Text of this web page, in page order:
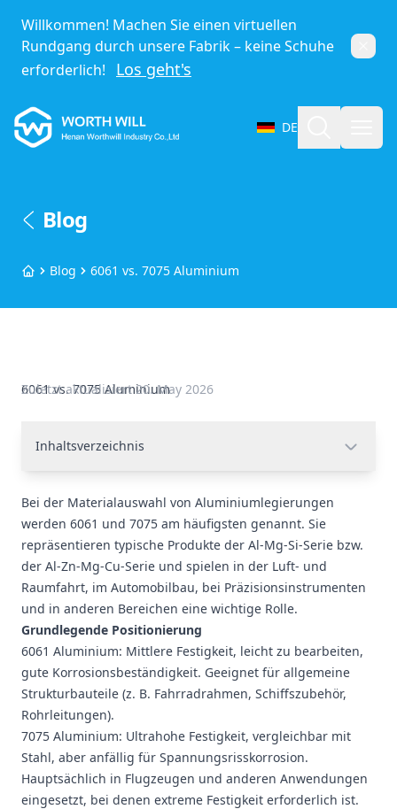
Willkommen! Machen Sie einen virtuellen
Rundgang durch unsere Fabrik – keine Schuhe
erforderlich!
Los geht's
Worthwill
DE
Sprache auswählen
Blog
Startseite
Blog 6061 vs. 7075 Aluminium
6061 vs. 7075 Aluminium
Zuletzt aktualisiert20. May 2026
Inhaltsverzeichnis
Bei der Materialauswahl von Aluminiumlegierungen
werden 6061 und 7075 am häufigsten genannt. Sie
repräsentieren typische Produkte der Al-Mg-Si-Serie bzw.
der Al-Zn-Mg-Cu-Serie und spielen in der Luft- und
Raumfahrt, im Automobilbau, bei Präzisionsinstrumenten
und in anderen Bereichen eine wichtige Rolle.
Grundlegende Positionierung
6061 Aluminium: Mittlere Festigkeit, leicht zu bearbeiten,
gute Korrosionsbeständigkeit. Geeignet für allgemeine
Strukturbauteile (z. B. Fahrradrahmen, Schiffszubehör,
Rohrleitungen).
7075 Aluminium: Ultrahohe Festigkeit, vergleichbar mit
Stahl, aber anfällig für Spannungsrisskorrosion.
Hauptsächlich in Flugzeugen und anderen Anwendungen
eingesetzt, bei denen extreme Festigkeit erforderlich ist.